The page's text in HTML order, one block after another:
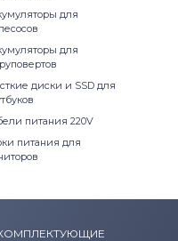
для
для
диски и SSD для
питания 220V
питания для